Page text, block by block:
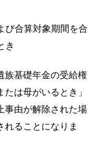
び合算対象期間を合
き
族基礎年金の受給権
は母がいるとき」
事由が解除された場
れることになりま